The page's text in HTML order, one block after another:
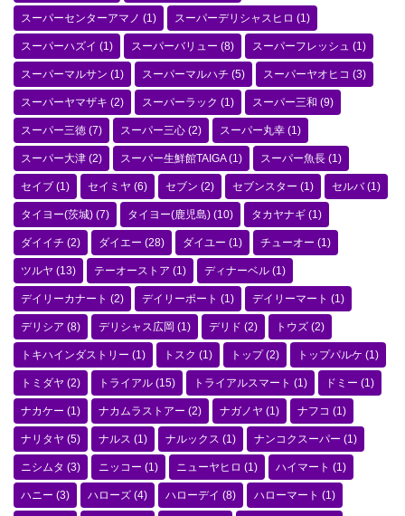
スーパーセンターアマノ (1) スーパーデリシャスヒロ (1)
スーパーハズイ (1) スーパーバリュー (8) スーパーフレッシュ (1)
スーパーマルサン (1) スーパーマルハチ (5) スーパーヤオヒコ (3)
スーパーヤマザキ (2) スーパーラック (1) スーパー三和 (9)
スーパー三徳 (7) スーパー三心 (2) スーパー丸幸 (1)
スーパー大津 (2) スーパー生鮮館TAIGA(1) スーパー魚長 (1)
セイブ (1) セイミヤ (6) セブン (2) セブンスター (1) セルバ(1)
タイヨー(茨城) (7) タイヨー(鹿児島) (10) タカヤナギ (1)
ダイイチ (2) ダイエー (28) ダイユー (1) チューオー (1)
ツルヤ (13) テーオーストア (1) ディナーベル (1)
デイリーカナート (2) デイリーポート (1) デイリーマート (1)
デリシア (8) デリシャス広岡 (1) デリド (2) トウズ (2)
トキハインダストリー (1) トスク (1) トップ(2) トップパルケ (1)
トミダヤ (2) トライアル (15) トライアルスマート (1) ドミー (1)
ナカケー (1) ナカムラストアー (2) ナガノヤ (1) ナフコ (1)
ナリタヤ (5) ナルス (1) ナルックス (1) ナンコクスーパー (1)
ニシムタ (3) ニッコー (1) ニューヤヒロ (1) ハイマート (1)
ハニー (3) ハローズ (4) ハローデイ (8) ハローマート (1)